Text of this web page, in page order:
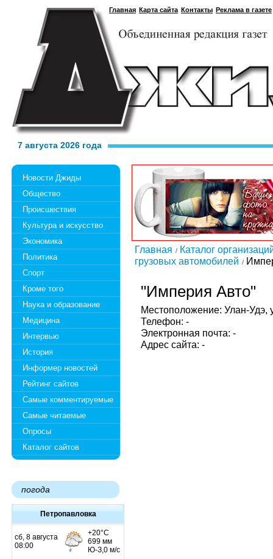
Главная Карта сайта Контакты Реклама в газете
7 августа 2026 года
Новости Джиды
Общество
Происшествия
Культура и искусство
Экономика
Политика
Спорт
Кроме того
Наука и образование
Медицина
Интервью
История
Информер новостей
Рейтинг сайтов
Самые комментируемые
Самые читаемые
Опросы
Каталог сайтов
погода
Петропавловка
Главная
Каталог
грузовых автомобилей
"Империя Авто"
Местоположение: Улан-Удэ,
Телефон: -
Электронная почта: -
Адрес сайта: -